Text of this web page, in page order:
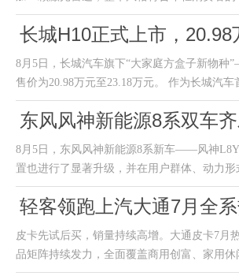
长城H10正式上市，20.98
8月5日，长城汽车旗下“大家庭方盒子新物
售价为20.98万元至23.18万元。 作为长城汽车
东风风神新能源8系双车
8月5日，东风风神新能源8系新车——风神
置也进行了显著升级，并在用户群体、动力
轻客领跑上汽大通7月全
皮卡先试后买，销量持续高增。大通皮卡7月
品矩阵持续发力，全面覆盖商用创富、家用